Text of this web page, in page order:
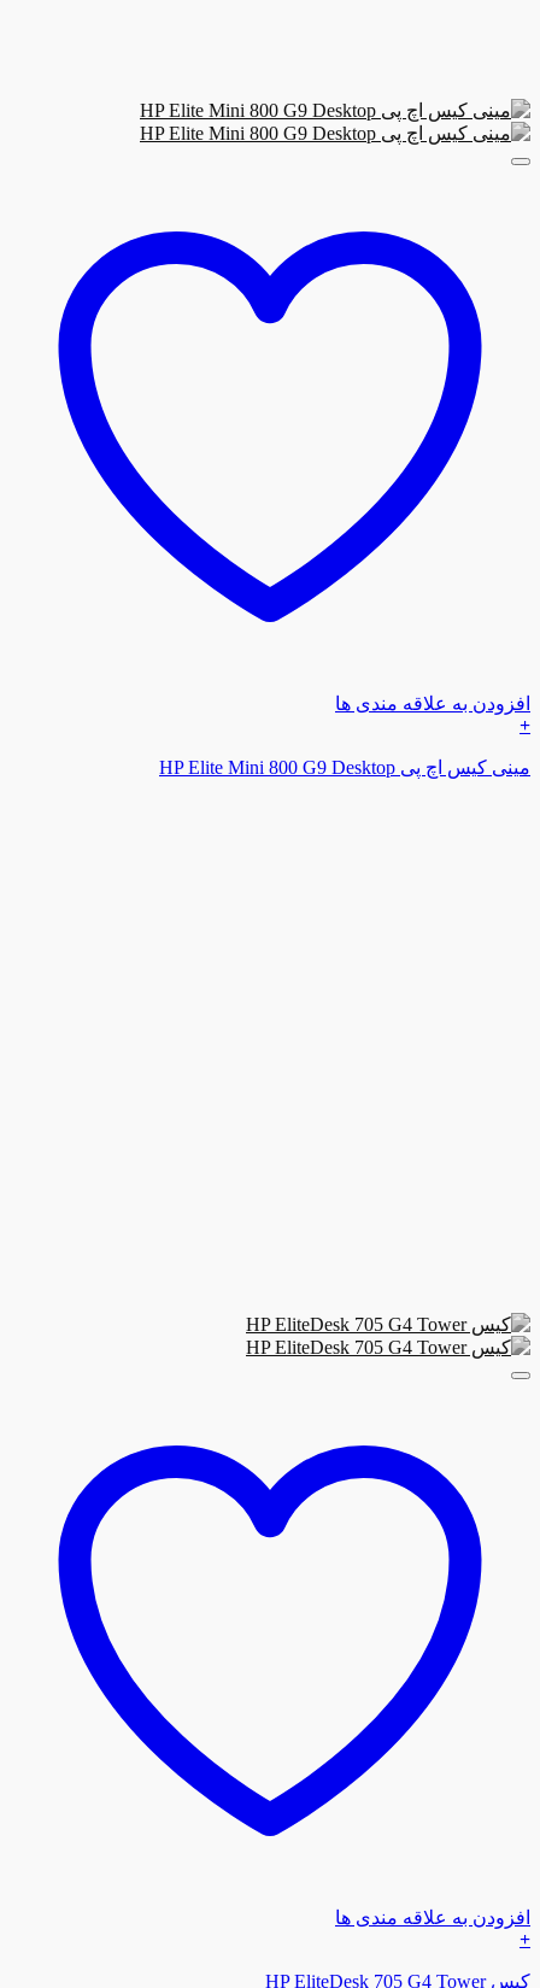
افزودن به علاقه مندی ها
+
مینی کیس اچ پی HP Elite Mini 800 G9 Desktop
افزودن به علاقه مندی ها
+
کیس HP EliteDesk 705 G4 Tower